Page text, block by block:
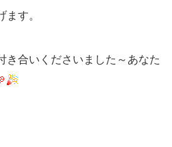
す。
き合いくださいました～あなた